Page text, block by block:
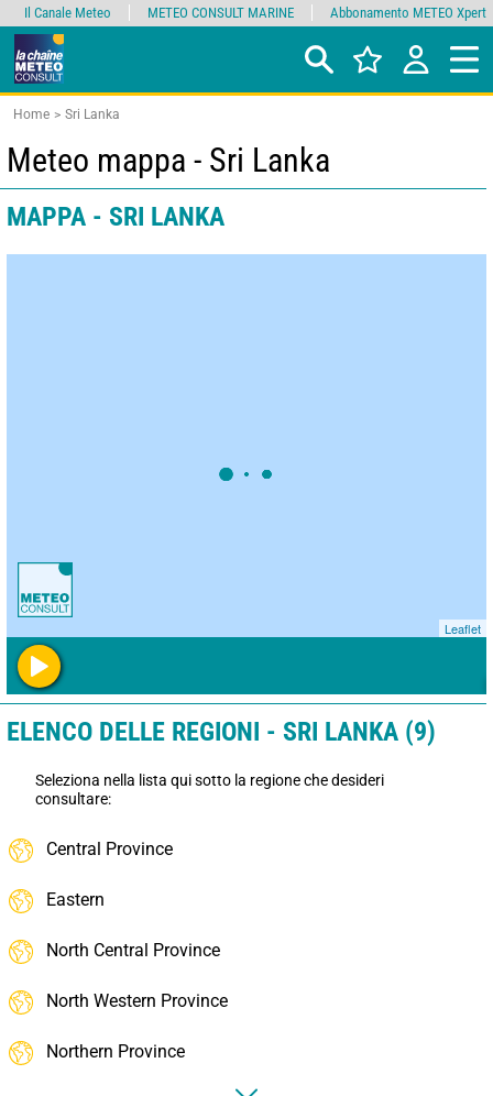
Home Sri Lanka
Meteo mappa - Sri Lanka
MAPPA - SRI LANKA
Leaflet
ELENCO DELLE REGIONI - SRI LANKA (9)
Seleziona nella lista qui sotto la regione che desideri
consultare:
Central Province
Eastern
North Central Province
North Western Province
Northern Province
Il Canale Meteo METEO CONSULT MARINE Abbonamento METEO Xpert